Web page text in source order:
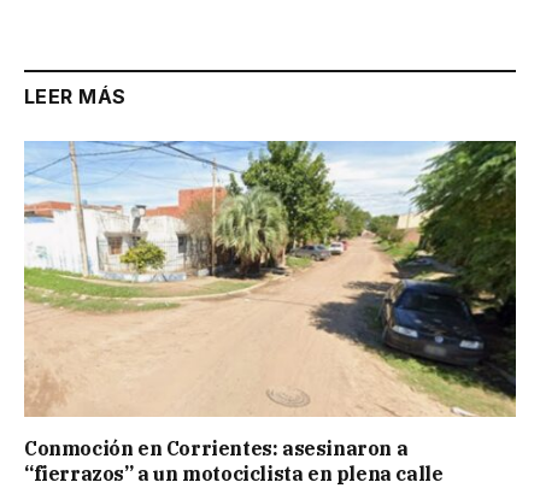
LEER MÁS
Conmoción en Corrientes: asesinaron a
“fierrazos” a un motociclista en plena calle